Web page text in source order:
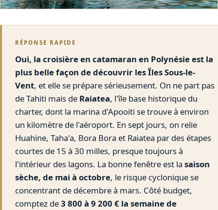
RÉPONSE RAPIDE
Oui, la croisière en catamaran en Polynésie est la
plus belle façon de découvrir les Îles Sous-le-
Vent, et elle se prépare sérieusement. On ne part pas
de Tahiti mais de Raiatea, l'île base historique du
charter, dont la marina d'Apooiti se trouve à environ
un kilomètre de l'aéroport. En sept jours, on relie
Huahine, Taha'a, Bora Bora et Raiatea par des étapes
courtes de 15 à 30 milles, presque toujours à
l'intérieur des lagons. La bonne fenêtre est lasaison
sèche, de mai à octobre, le risque cyclonique se
concentrant de décembre à mars. Côté budget,
comptez de3 800 à 9 200 € la semaine de